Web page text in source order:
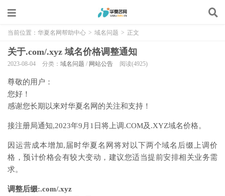
当前位置： 华夏名网帮助中心 > 域名问题 > 正文
关于.com/.xyz 域名价格调整通知
2023-08-04 分类： 域名问题 / 网站公告 阅读(4925)
尊敬的用户：
您好！
感谢您长期以来对华夏名网的关注和支持！
接注册局通知,2023年9月1日将上调.COM及.XYZ域名价格。
因运营成本增加,届时华夏名网将对以下两个域名后缀上调价
格，预计价格会有较大变动，建议您适当提前安排相关业务需
求。
调整后缀:.com/.xyz